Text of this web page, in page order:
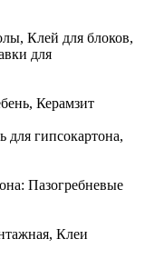
Клей для блоков,
для
Керамзит
для гипсокартона,
Пазогребневые
Клеи